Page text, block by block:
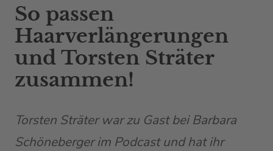
So passen
Haarverlängerungen
und Torsten Sträter
zusammen!
Torsten Sträter war zu Gast bei Barbara
Schöneberger im Podcast und hat ihr